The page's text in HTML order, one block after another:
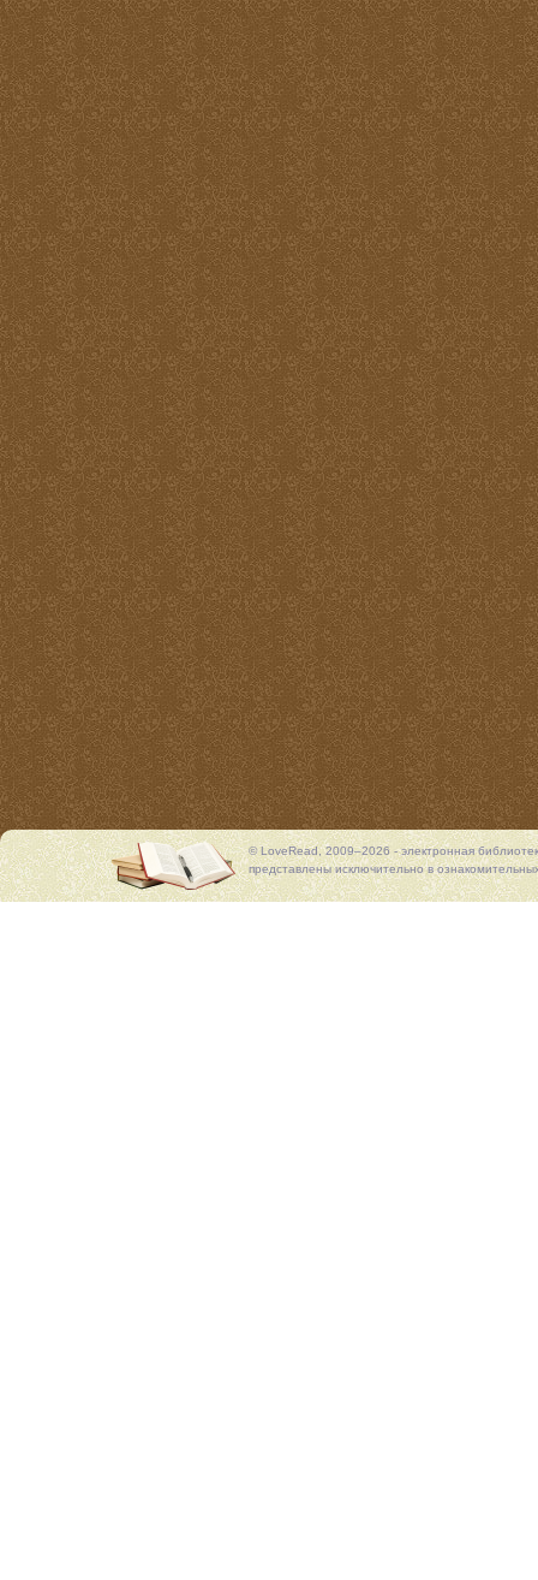
© LoveRead, 2009–2026 - электронная
представлены исключительно в